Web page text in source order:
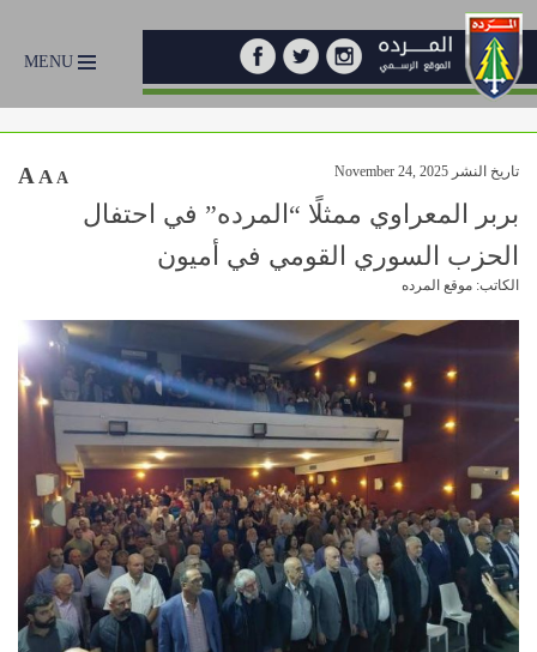
MENU
تاريخ النشر November 24, 2025 A A A
بربر المعراوي ممثلًا “المرده” في احتفال
الحزب السوري القومي في أميون
الكاتب: موقع المرده